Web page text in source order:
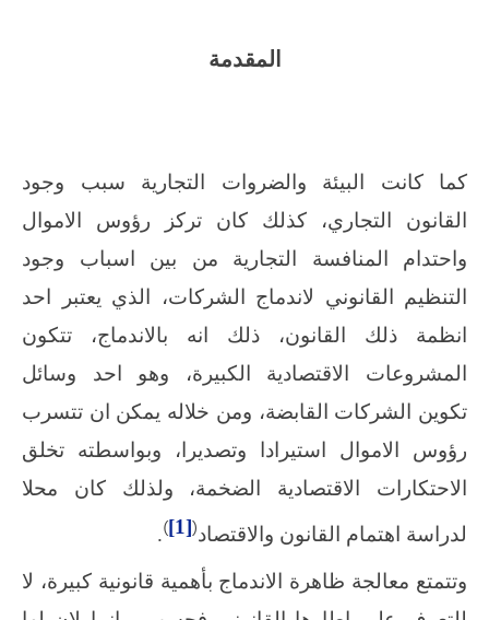
المقدمة
كما كانت البيئة والضروات التجارية سبب وجود
القانون التجاري، كذلك كان تركز رؤوس الاموال
واحتدام المنافسة التجارية من بين اسباب وجود
التنظيم القانوني لاندماج الشركات، الذي يعتبر احد
انظمة ذلك القانون، ذلك انه بالاندماج، تتكون
المشروعات الاقتصادية الكبيرة، وهو احد وسائل
تكوين الشركات القابضة، ومن خلاله يمكن ان تتسرب
رؤوس الاموال استيرادا وتصديرا، وبواسطته تخلق
الاحتكارات الاقتصادية الضخمة، ولذلك كان محلا
لدراسة اهتمام القانون والاقتصاد(
[1]
)
.
وتتمتع معالجة ظاهرة الاندماج بأهمية قانونية كبيرة، لا